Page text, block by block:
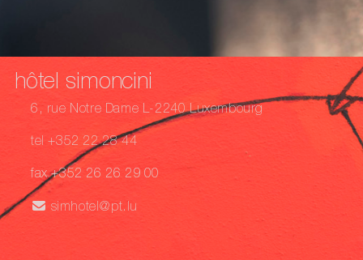
hôtel simoncini
6, rue Notre Dame L-2240 Luxembourg
tel +352 22 28 44
fax +352 26 26 29 00
simhotel@pt.lu